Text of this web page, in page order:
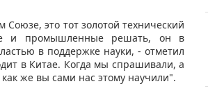
это тот золотой технический
и промышленные решать, он в
в поддержке науки, - отметил
в Китае. Когда мы спрашивали, а
же вы сами нас этому научили".